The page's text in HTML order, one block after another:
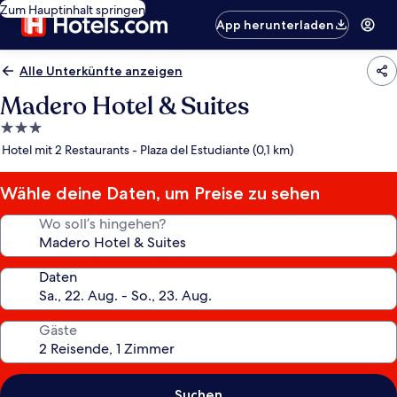
Zum Hauptinhalt springen
App herunterladen
Alle Unterkünfte anzeigen
Madero Hotel & Suites
3.0-
Sterne-
Hotel mit 2 Restaurants - Plaza del Estudiante (0,1 km)
Wähle deine Daten, um Preise zu sehen
Wo soll’s hingehen?
Daten
Gäste